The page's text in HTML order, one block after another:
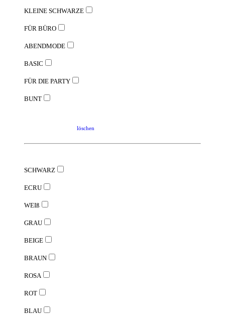
KLEINE SCHWARZE
FÜR BÜRO
ABENDMODE
BASIC
FÜR DIE PARTY
BUNT
löschen
SCHWARZ
ECRU
WEIß
GRAU
BEIGE
BRAUN
ROSA
ROT
BLAU